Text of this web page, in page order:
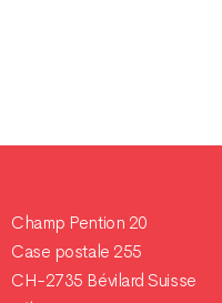
Champ Pention 20
Case postale 255
CH-2735 Bévilard Suisse